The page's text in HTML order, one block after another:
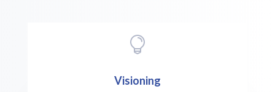

Visioning